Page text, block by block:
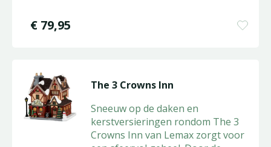
€ 79,95
The 3 Crowns Inn
Sneeuw op de daken en
kerstversieringen rondom The 3
Crowns Inn van Lemax zorgt voor